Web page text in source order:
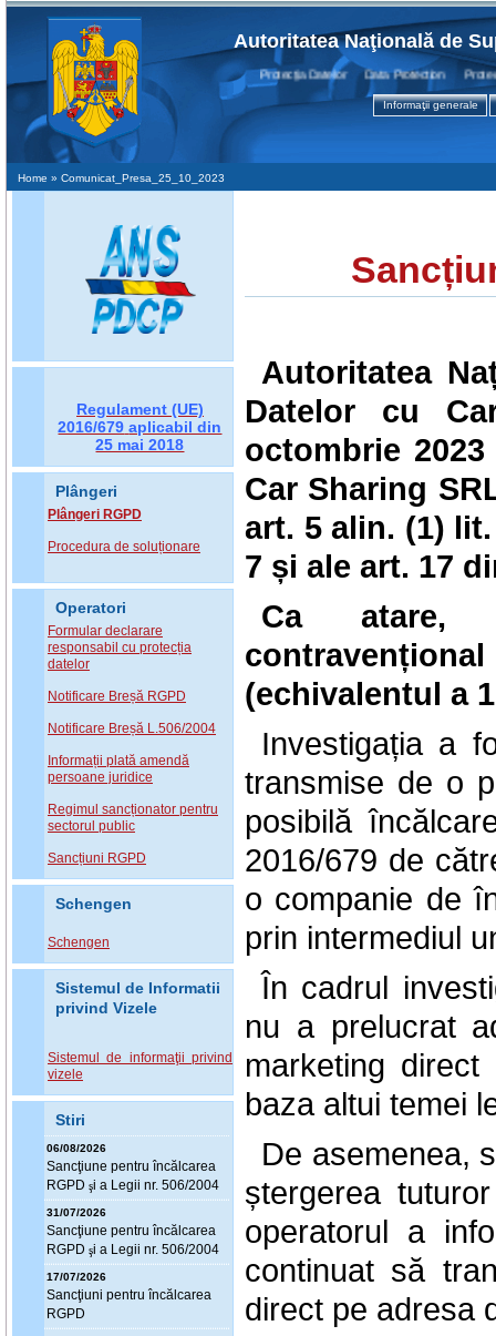
Autoritatea Naţională de
Protecţia Datelor Data Protection Protection
Informaţii generale
Home » Comunicat_Presa_25_10_2023
Regulament (UE)
2016/679 aplicabil din
25 mai 2018
Plângeri
Plângeri RGPD
Procedura de soluționare
Operatori
Formular declarare
responsabil cu protecția
datelor
Notificare Breșă RGPD
Notificare Breșă L.506/2004
Informații plată amendă
persoane juridice
Regimul sancționator pentru
sectorul public
Sancțiuni RGPD
Schengen
Schengen
Sistemul de Informatii
privind Vizele
Sistemul de informaţii privind
vizele
Stiri
06/08/2026
Sancţiune pentru încălcarea
RGPD şi a Legii nr. 506/2004
31/07/2026
Sancţiune pentru încălcarea
RGPD şi a Legii nr. 506/2004
17/07/2026
Sancţiuni pentru încălcarea
RGPD
Autoritatea
Datelor cu
octombrie
Car Sharing
art. 5 alin. (1)
7 și ale art. 17
Ca atare,
contravențional
(echivalentul a
Investigația a
transmise de o
posibilă
2016/679 de
o companie de
prin intermediul
În cadrul
nu a prelucrat
marketing
baza altui temei
De asemenea,
ștergerea
operatorul a
continuat să
direct pe adresa